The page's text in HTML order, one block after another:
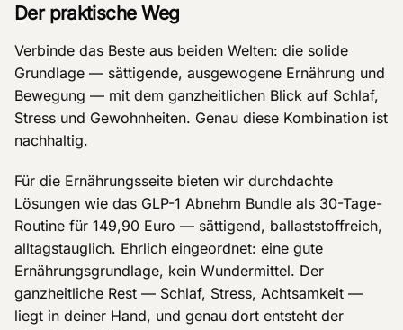
Der praktische Weg
Verbinde das Beste aus beiden Welten: die solide
Grundlage — sättigende, ausgewogene Ernährung und
Bewegung — mit dem ganzheitlichen Blick auf Schlaf,
Stress und Gewohnheiten. Genau diese Kombination ist
nachhaltig.
Für die Ernährungsseite bieten wir durchdachte
Lösungen wie das GLP-1 Abnehm Bundle als 30-Tage-
Routine für 149,90 Euro — sättigend, ballaststoffreich,
alltagstauglich. Ehrlich eingeordnet: eine gute
Ernährungsgrundlage, kein Wundermittel. Der
ganzheitliche Rest — Schlaf, Stress, Achtsamkeit —
liegt in deiner Hand, und genau dort entsteht der